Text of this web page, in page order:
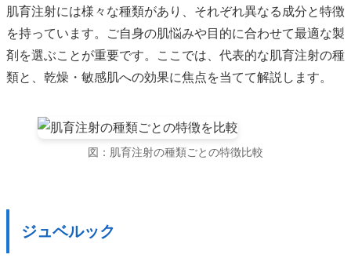
肌育注射には様々な種類があり、それぞれ異なる成分と特徴
を持っています。ご自身の肌悩みや目的に合わせて最適な製
剤を選ぶことが重要です。ここでは、代表的な肌育注射の種
類と、乾燥・敏感肌への効果に焦点を当てて解説します。
図：肌育注射の種類ごとの特徴比較
ジュベルック